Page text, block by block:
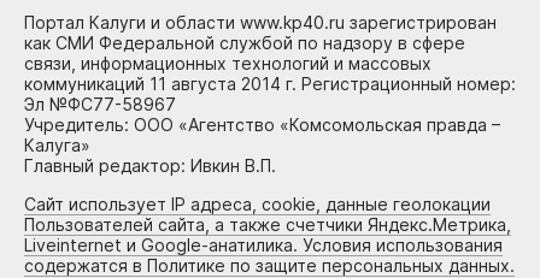
Портал Калуги и области www.kp40.ru зарегистрирован
как СМИ Федеральной службой по надзору в сфере
связи, информационных технологий и массовых
коммуникаций 11 августа 2014 г. Регистрационный номер:
Эл №ФС77-58967
Учредитель: ООО «Агентство «Комсомольская правда –
Калуга»
Главный редактор: Ивкин В.П.
Сайт использует IP адреса, cookie, данные геолокации
Пользователей сайта, а также счетчики Яндекс.Метрика,
Liveinternet и Google-анатилика. Условия использования
содержатся в Политике по защите персональных данных.